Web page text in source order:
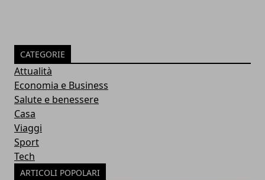
CATEGORIE
Attualità
Economia e Business
Salute e benessere
Casa
Viaggi
Sport
Tech
ARTICOLI POPOLARI